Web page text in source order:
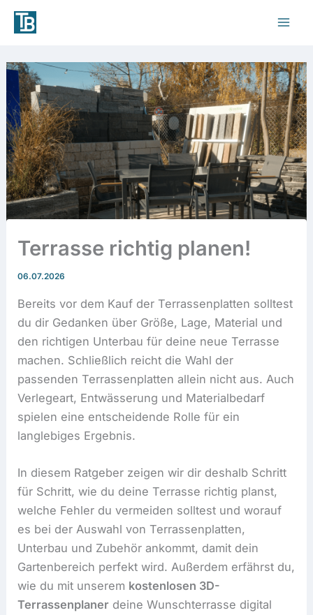
Zum
Inhalt
Terrasse richtig planen!
06.07.2026
Bereits vor dem Kauf der Terrassenplatten solltest
du dir Gedanken über Größe, Lage, Material und
den richtigen Unterbau für deine neue Terrasse
machen. Schließlich reicht die Wahl der
passenden Terrassenplatten allein nicht aus. Auch
Verlegeart, Entwässerung und Materialbedarf
spielen eine entscheidende Rolle für ein
langlebiges Ergebnis.
In diesem Ratgeber zeigen wir dir deshalb Schritt
für Schritt, wie du deine Terrasse richtig planst,
welche Fehler du vermeiden solltest und worauf
es bei der Auswahl von Terrassenplatten,
Unterbau und Zubehör ankommt, damit dein
Gartenbereich perfekt wird. Außerdem erfährst du,
wie du mit unserem kostenlosen 3D-
Terrassenplaner deine Wunschterrasse digital